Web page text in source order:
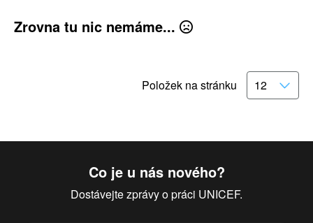
Zrovna tu nic nemáme...
Položek na stránku
Co je u nás nového?
Dostávejte zprávy o práci UNICEF.